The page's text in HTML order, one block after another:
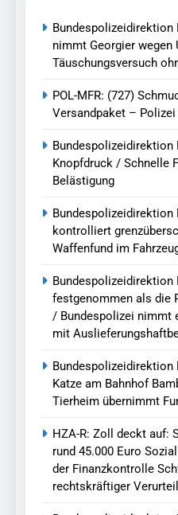
Bundespolizeidirektion
nimmt Georgier
Täuschungsversuch
POL-MFR: (727)
Versandpaket –
Bundespolizeidirektion
Knopfdruck / Schnelle
Belästigung
Bundespolizeidirektion
kontrolliert
Waffenfund im
Bundespolizeidirektion
festgenommen als die
/ Bundespolizei nimmt
mit
Bundespolizeidirektion
Katze am Bahnhof
Tierheim übernimmt
HZA-R: Zoll deckt auf:
rund 45.000 Euro
der Finanzkontrolle
rechtskräftiger